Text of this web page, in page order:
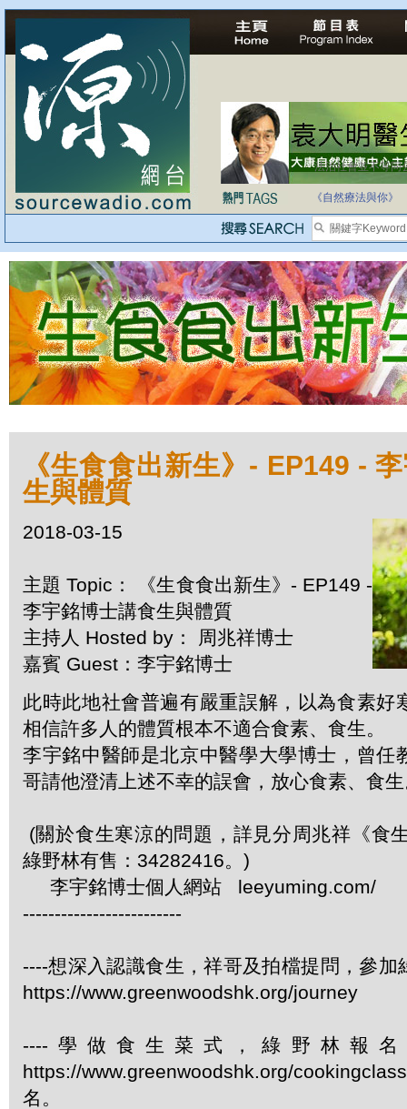
法治社會並不等同
《自然療法與你》
《生食食出新生》- EP149 -
生與體質
2018-03-15
主題 Topic： 《生食食出新生》- EP149 -
李宇銘博士講食生與體質
主持人 Hosted by： 周兆祥博士
嘉賓 Guest：李宇銘博士
此時此地社會普遍有嚴重誤解，以為食素好
相信許多人的體質根本不適合食素、食生。
李宇銘中醫師是北京中醫學大學博士，曾任
哥請他澄清上述不幸的誤會，放心食素、食
(關於食生寒涼的問題，詳見分周兆祥《食
綠野林有售：34282416。)
李宇銘博士個人網站 leeyuming.com/
-------------------------
----想深入認識食生，祥哥及拍檔提問，參加
https://www.greenwoodshk.org/journey
----學做食生菜式，綠野林報
https://www.greenwoodshk.org/
名。